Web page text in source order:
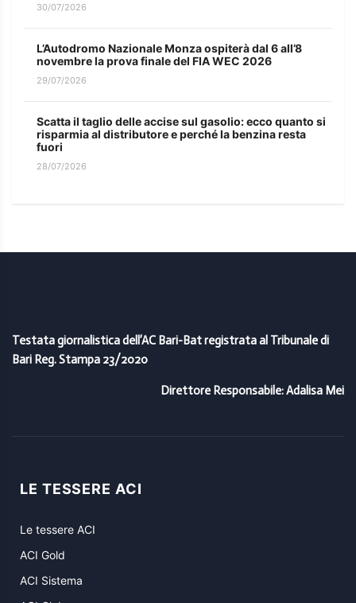
30/07/2026
L’Autodromo Nazionale Monza ospiterà dal 6 all’8
novembre la prova finale del FIA WEC 2026
29/07/2026
Scatta il taglio delle accise sul gasolio: ecco quanto si
risparmia al distributore e perché la benzina resta
fuori
28/07/2026
Testata giornalistica dell’AC Bari-Bat registrata al Tribunale di
Bari Reg. Stampa 23/2020
Direttore Responsabile: Adalisa Mei
LE TESSERE ACI
Le tessere ACI
ACI Gold
ACI Sistema